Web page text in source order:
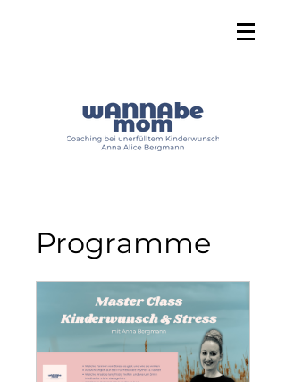
Programme